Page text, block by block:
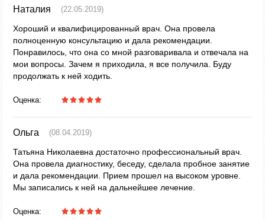
Наталия (22.05.2019)
Хороший и квалифицированный врач. Она провела
полноценную консультацию и дала рекомендации.
Понравилось, что она со мной разговаривала и отвечала на
мои вопросы. Зачем я приходила, я все получила. Буду
продолжать к ней ходить.
Оценка:
Ольга (08.04.2019)
Татьяна Николаевна достаточно профессиональный врач.
Она провела диагностику, беседу, сделала пробное занятие
и дала рекомендации. Прием прошел на высоком уровне.
Мы записались к ней на дальнейшее лечение.
Оценка: